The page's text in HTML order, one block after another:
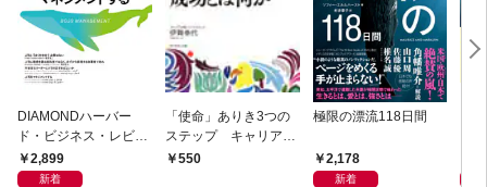
DIAMONDハーバー
ド・ビジネス・レビュ
ー 2026年9月号 特集
「上司をマネジメント
2,899
新着
「使命」ありき3つの
ステップ キャリアの
成功とは何か
550
極限の漂流118日間
2,178
新着